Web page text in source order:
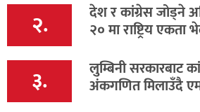
२. देश र कांग्रेस जोड्ने
२० मा राष्ट्रिय एकता
३. लुम्बिनी सरकारबाट
अंकगणित मिलाउँदै